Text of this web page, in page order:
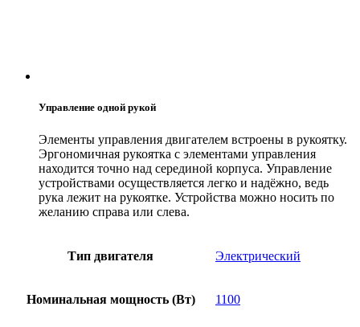
Управление одной рукой
Элементы управления двигателем встроены в рукоятку.
Эргономичная рукоятка с элементами управления
находится точно над серединой корпуса. Управление
устройствами осуществляется легко и надёжно, ведь
рука лежит на рукоятке. Устройства можно носить по
желанию справа или слева.
Тип двигателя Электрический
Номинальная мощность (Вт) 1100